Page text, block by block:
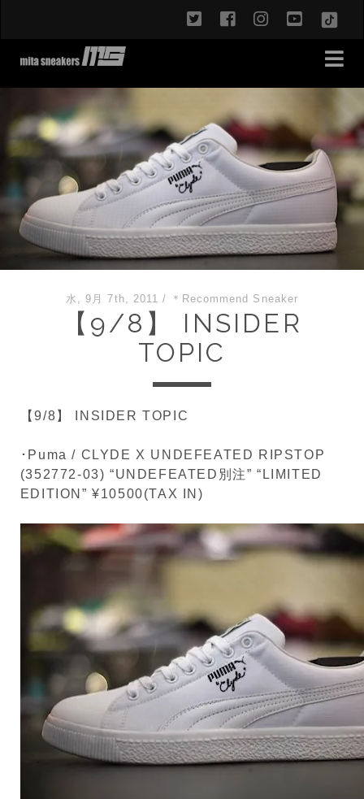
twitterfacebookinstagram
水, 9月 7th, 2011 / ＊Recommend Sneaker
【9/8】 INSIDER
TOPIC
【9/8】 INSIDER TOPIC
･Puma / CLYDE X UNDEFEATED RIPSTOP
(352772-03) “UNDEFEATED別注” “LIMITED
EDITION” ¥10500(TAX IN)